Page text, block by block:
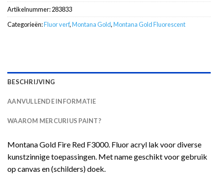
Artikelnummer:283833
Categorieën:Fluor verf,Montana Gold,Montana Gold Fluorescent
BESCHRIJVING
AANVULLENDE INFORMATIE
WAAROM MERCURIUS PAINT?
Montana Gold Fire Red F3000. Fluor acryl lak voor diverse
kunstzinnige toepassingen. Met name geschikt voor gebruik
op canvas en (schilders) doek.